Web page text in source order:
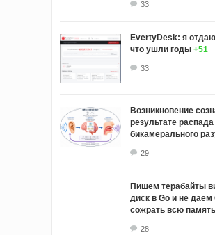
33
EvertyDesk: я
что ушли годы +51
33
Возникновение
результате распада
бикамерального
29
Пишем терабайты
диск в Go и не
сожрать всю память
28